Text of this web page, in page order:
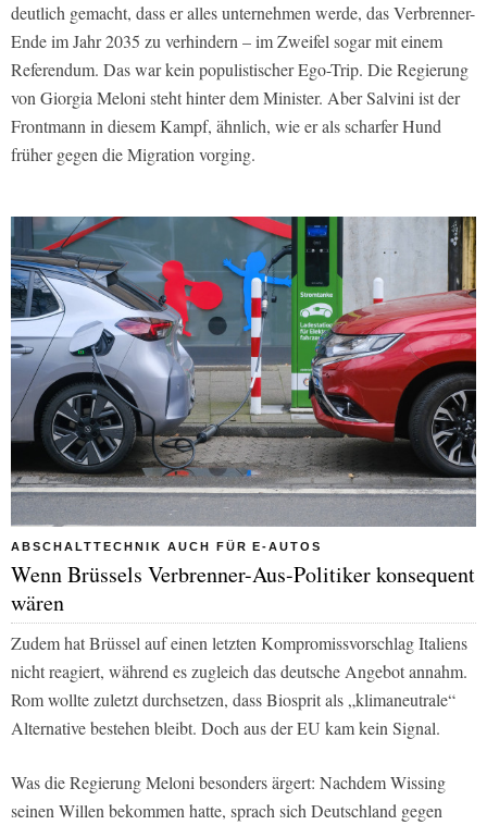
deutlich gemacht, dass er alles unternehmen werde, das Verbrenner-
Ende im Jahr 2035 zu verhindern – im Zweifel sogar mit einem
Referendum. Das war kein populistischer Ego-Trip. Die Regierung
von Giorgia Meloni steht hinter dem Minister. Aber Salvini ist der
Frontmann in diesem Kampf, ähnlich, wie er als scharfer Hund
früher gegen die Migration vorging.
ABSCHALTTECHNIK AUCH FÜR E-AUTOS
Wenn Brüssels Verbrenner-Aus-Politiker konsequent
wären
Zudem hat Brüssel auf einen letzten Kompromissvorschlag Italiens
nicht reagiert, während es zugleich das deutsche Angebot annahm.
Rom wollte zuletzt durchsetzen, dass Biosprit als „klimaneutrale“
Alternative bestehen bleibt. Doch aus der EU kam kein Signal.
Was die Regierung Meloni besonders ärgert: Nachdem Wissing
seinen Willen bekommen hatte, sprach sich Deutschland gegen